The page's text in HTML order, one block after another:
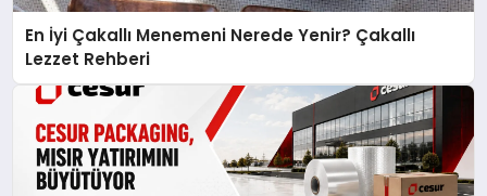
En İyi Çakallı Menemeni Nerede Yenir? Çakallı
Lezzet Rehberi